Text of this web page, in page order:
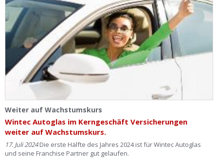
Weiter auf Wachstumskurs
Wintec Autoglas im Kerngeschäft Versicherungen
weiter auf Wachstumskurs.
17. Juli 2024Die erste Hälfte des Jahres 2024 ist für Wintec Autoglas
und seine Franchise Partner gut gelaufen.